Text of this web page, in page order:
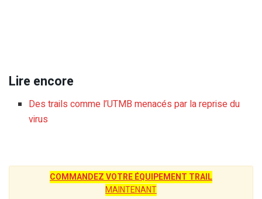
Lire encore
Des trails comme l’UTMB menacés par la reprise du
virus
COMMANDEZ VOTRE ÉQUIPEMENT TRAIL
MAINTENANT